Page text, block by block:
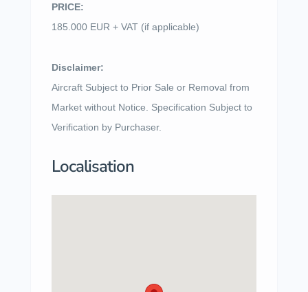
PRICE:
185.000 EUR + VAT (if applicable)
Disclaimer:
Aircraft Subject to Prior Sale or Removal from
Market without Notice. Specification Subject to
Verification by Purchaser.
Localisation